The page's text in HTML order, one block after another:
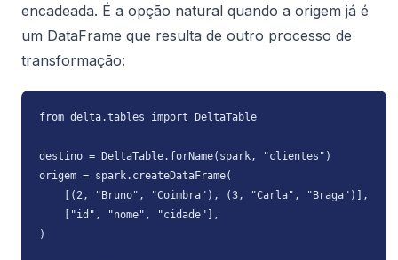
encadeada. É a opção natural quando a origem já é
um DataFrame que resulta de outro processo de
transformação:
from delta.tables import DeltaTable
destino = DeltaTable.forName(spark, "clientes")
origem = spark.createDataFrame(
    [(2, "Bruno", "Coimbra"), (3, "Carla", "Braga")],
    ["id", "nome", "cidade"],
)